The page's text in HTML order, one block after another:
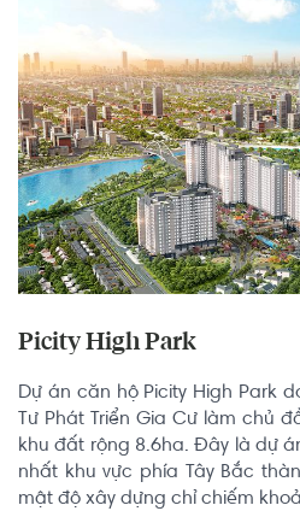
Picity High Park
Dự án căn hộ Picity High Park
Tư Phát Triển Gia Cư làm chủ
khu đất rộng 8.6ha. Đây là dự
nhất khu vực phía Tây Bắc
mật độ xây dựng chỉ chiếm